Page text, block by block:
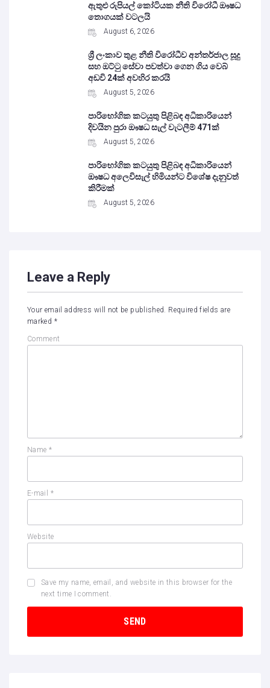
ඇතුළු රුපියල් කෝටියක නීති විරෝධී ඖෂධ
තොගයක් වටලයි
August 6, 2026
ශ්‍රී ලංකාව තුළ නීති විරෝධීව අන්තර්ජාල සූදු
සහ ඔට්ටු සේවා පවත්වා ගෙන ගිය වෙබ්
අඩවි 24ක් අවහිර කරයි
August 5, 2026
පාරිභෝගික කටයුතු පිළිබඳ අධිකාරියෙන්
දිවයින පුරා ඖෂධ සැල් වැටලීම් 471ක්
August 5, 2026
පාරිභෝගික කටයුතු පිළිබඳ අධිකාරියෙන්
ඖෂධ අලෙවිසැල් හිමියන්ට විශේෂ දැනුවත්
කිරීමක්
August 5, 2026
Leave a Reply
Your email address will not be published. Required fields are
marked *
Comment
Name *
E-mail *
Website
Save my name, email, and website in this browser for the
next time I comment.